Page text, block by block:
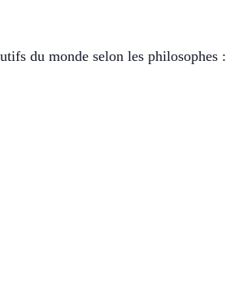
du monde selon les philosophes :